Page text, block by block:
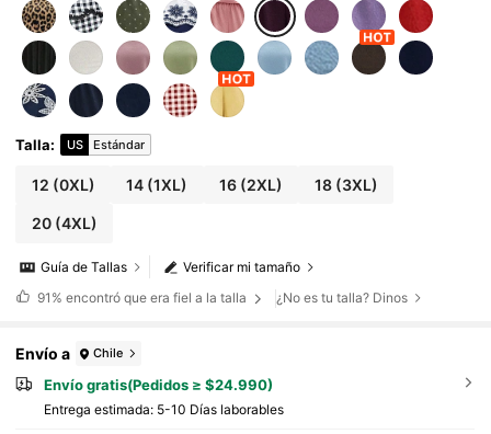
Talla: US Estándar
12 (0XL) 14 (1XL) 16(2XL) 18(3XL)
20(4XL)
Verificar mi tamaño
Guía de Tallas
91% encontró que era fiel a la talla ¿No es tu talla? Dinos
Envío a Chile
Envío gratis(Pedidos ≥ $24.990)
Entrega estimada: 5-10 Días laborables